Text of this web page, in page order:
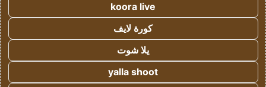
koora live
كورة لايف
يلا شوت
yalla shoot